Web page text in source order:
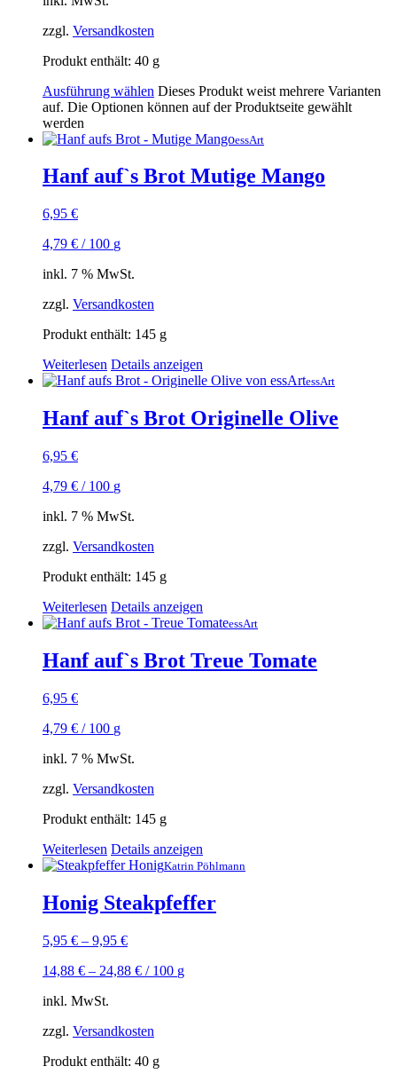
zzgl. Versandkosten
Produkt enthält: 40 g
Ausführung wählen Dieses Produkt weist mehrere Varianten
auf. Die Optionen können auf der Produktseite gewählt
werden
essArt
Hanf auf`s Brot Mutige Mango
6,95 €
4,79 € / 100 g
inkl. 7 % MwSt.
zzgl. Versandkosten
Produkt enthält: 145 g
Weiterlesen Details anzeigen
essArt
Hanf auf`s Brot Originelle Olive
6,95 €
4,79 € / 100 g
inkl. 7 % MwSt.
zzgl. Versandkosten
Produkt enthält: 145 g
Weiterlesen Details anzeigen
essArt
Hanf auf`s Brot Treue Tomate
6,95 €
4,79 € / 100 g
inkl. 7 % MwSt.
zzgl. Versandkosten
Produkt enthält: 145 g
Weiterlesen Details anzeigen
Katrin Pöhlmann
Honig Steakpfeffer
5,95 € – 9,95 €
14,88 € – 24,88 € / 100 g
inkl. MwSt.
zzgl. Versandkosten
Produkt enthält: 40 g